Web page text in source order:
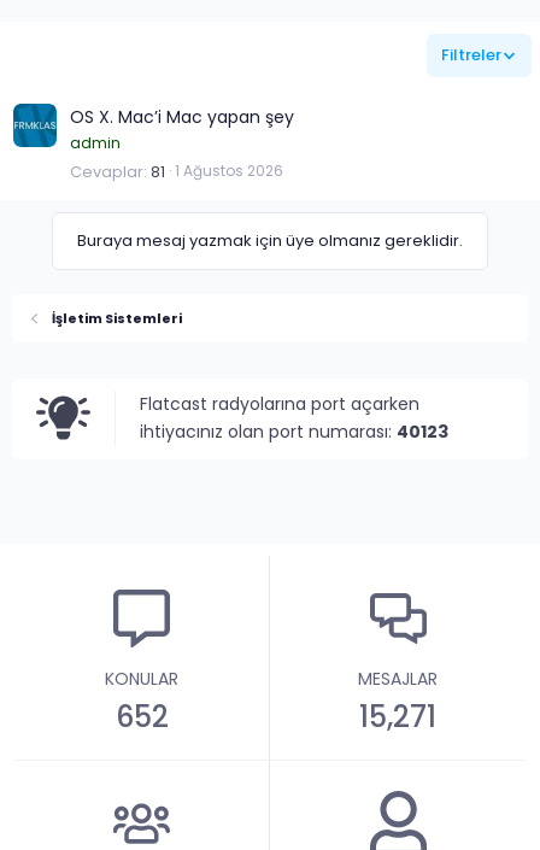
Filtreler
OS X. Mac’i Mac yapan şey
admin
Cevaplar 81 1 Ağustos 2026
Buraya mesaj yazmak için üye olmanız gereklidir.
İşletim Sistemleri
Flatcast radyolarına port açarken
ihtiyacınız olan port numarası: 40123
KONULAR
652
MESAJLAR
15,271